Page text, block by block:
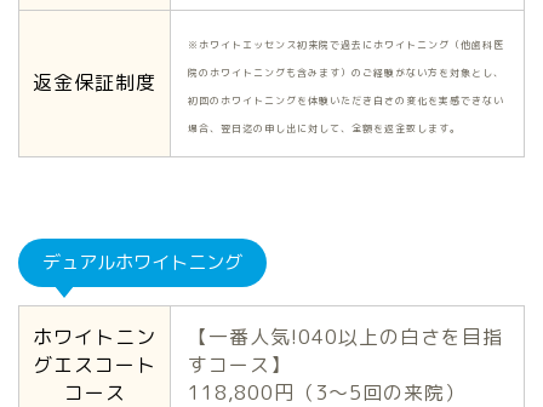
返金保証制度
※ホワイトエッセンス初来院で過去にホワイトニング（他歯科医
院のホワイトニングも含みます）のご経験がない方を対象とし、
初回のホワイトニングを体験いただき白さの変化を実感できない
場合、翌日迄の申し出に対して、全額を返金致します。
デュアルホワイトニング
ホワイトニン
グエスコート
コース
【一番人気!040以上の白さを目指
すコース】
118,800円（3〜5回の来院）